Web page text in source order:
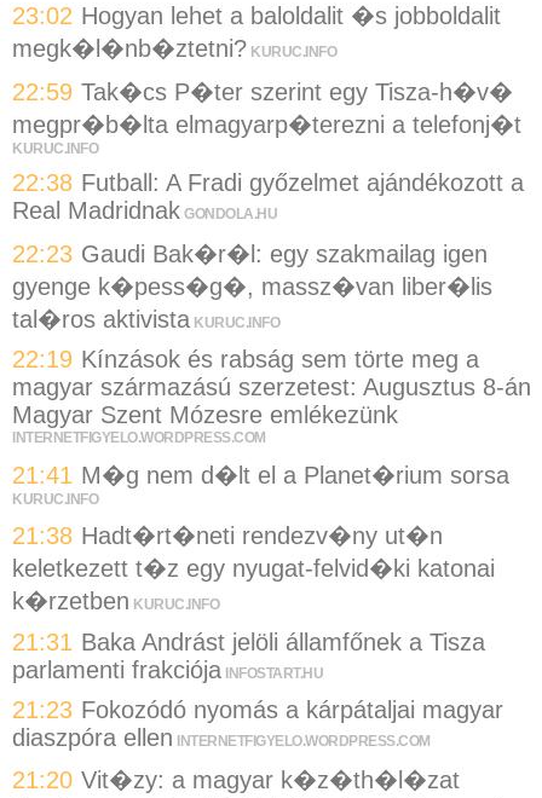
23:02 Hogyan lehet a baloldalit �s jobboldalit
megk�l�nb�ztetni? KURUC.INFO
22:59 Tak�cs P�ter szerint egy Tisza-h�v�
megpr�b�lta elmagyarp�terezni a telefonj�t
KURUC.INFO
22:38 Futball: A Fradi győzelmet ajándékozott a
Real Madridnak GONDOLA.HU
22:23 Gaudi Bak�r�l: egy szakmailag igen
gyenge k�pess�g�, massz�van liber�lis
tal�ros aktivista KURUC.INFO
22:19 Kínzások és rabság sem törte meg a
magyar származású szerzetest: Augusztus 8-án
Magyar Szent Mózesre emlékezünk
INTERNETFIGYELO.WORDPRESS.COM
21:41 M�g nem d�lt el a Planet�rium sorsa
KURUC.INFO
21:38 Hadt�rt�neti rendezv�ny ut�n
keletkezett t�z egy nyugat-felvid�ki katonai
k�rzetben KURUC.INFO
21:31 Baka Andrást jelöli államfőnek a Tisza
parlamenti frakciója INFOSTART.HU
21:23 Fokozódó nyomás a kárpátaljai magyar
diaszpóra ellen INTERNETFIGYELO.WORDPRESS.COM
21:20 Vit�zy: a magyar k�z�th�l�zat